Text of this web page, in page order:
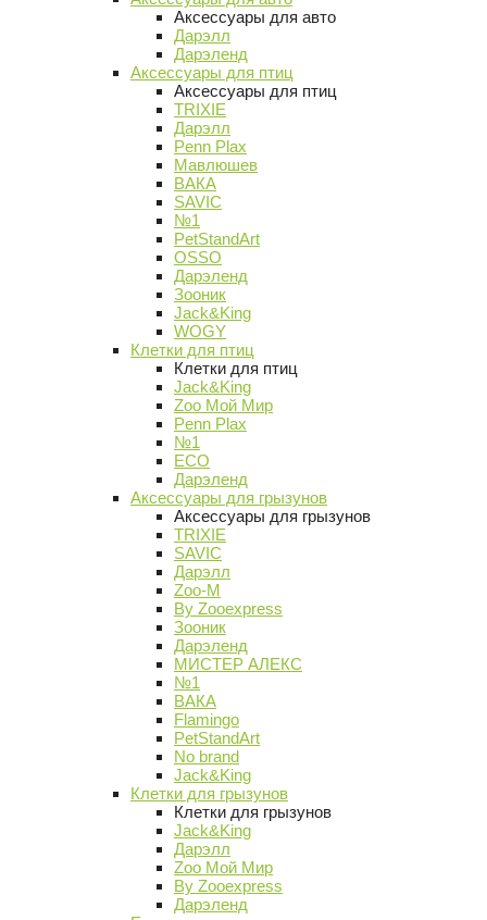
Аксессуары для авто
Дарэлл
Дарэленд
Аксессуары для птиц
Аксессуары для птиц
TRIXIE
Дарэлл
Penn Plax
Мавлюшев
ВАКА
SAVIC
№1
PetStandArt
OSSO
Дарэленд
Зооник
Jack&King
WOGY
Клетки для птиц
Клетки для птиц
Jack&King
Zoo Мой Мир
Penn Plax
№1
ECO
Дарэленд
Аксессуары для грызунов
Аксессуары для грызунов
TRIXIE
SAVIC
Дарэлл
Zoo-M
By Zooexpress
Зооник
Дарэленд
МИСТЕР АЛЕКС
№1
ВАКА
Flamingo
PetStandArt
No brand
Jack&King
Клетки для грызунов
Клетки для грызунов
Jack&King
Дарэлл
Zoo Мой Мир
By Zooexpress
Дарэленд